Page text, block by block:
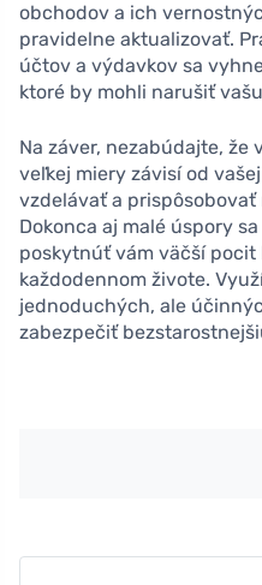
obchodov a ich
pravidelne aktualizovať.
účtov a výdavkov sa
ktoré by mohli narušiť
Na záver, nezabúdajte,
veľkej miery závisí od
vzdelávať a
Dokonca aj malé úspory
poskytnúť vám väčší pocit
každodennom živote.
jednoduchých, ale
zabezpečiť